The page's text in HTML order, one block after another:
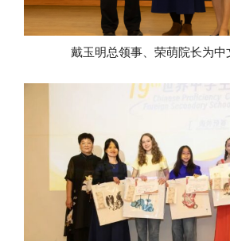
戴玉明总领事、荣萌院长为中